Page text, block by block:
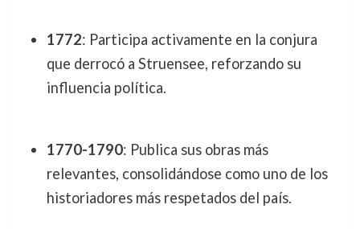
1772: Participa activamente en la conjura
que derrocó a Struensee, reforzando su
influencia política.
1770-1790: Publica sus obras más
relevantes, consolidándose como uno de los
historiadores más respetados del país.